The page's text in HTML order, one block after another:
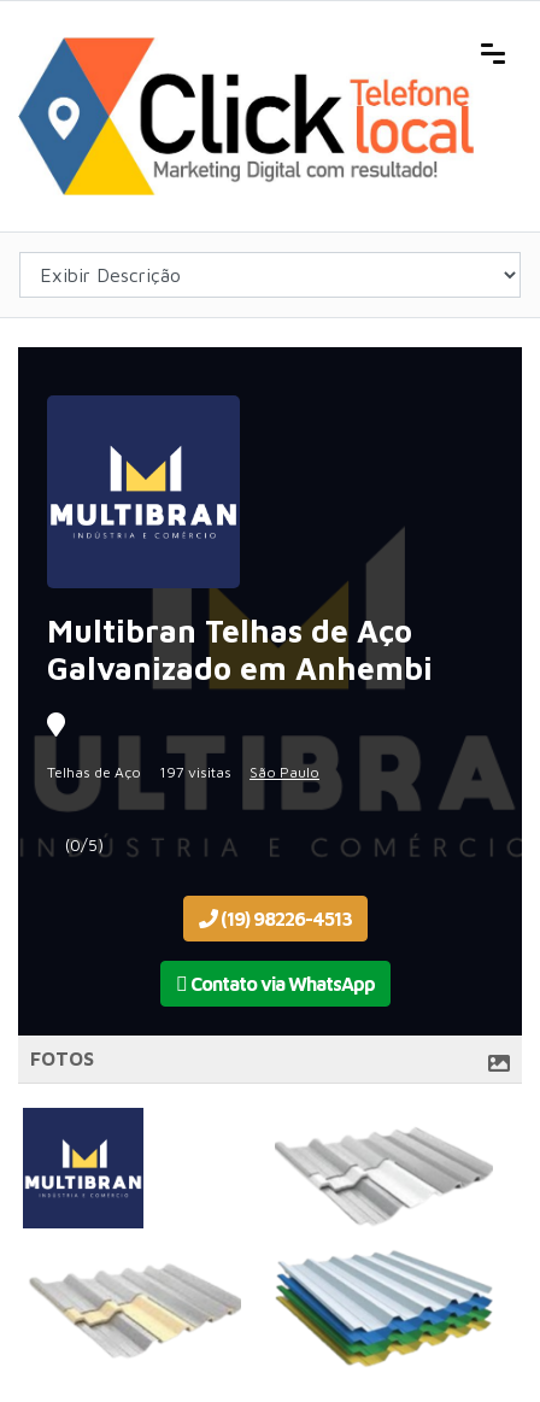
Multibran Telhas de Aço
Galvanizado em Anhembi
Telhas de Aço 197 visitas São Paulo
(0/5)
(19) 98226-4513
Contato via WhatsApp
FOTOS